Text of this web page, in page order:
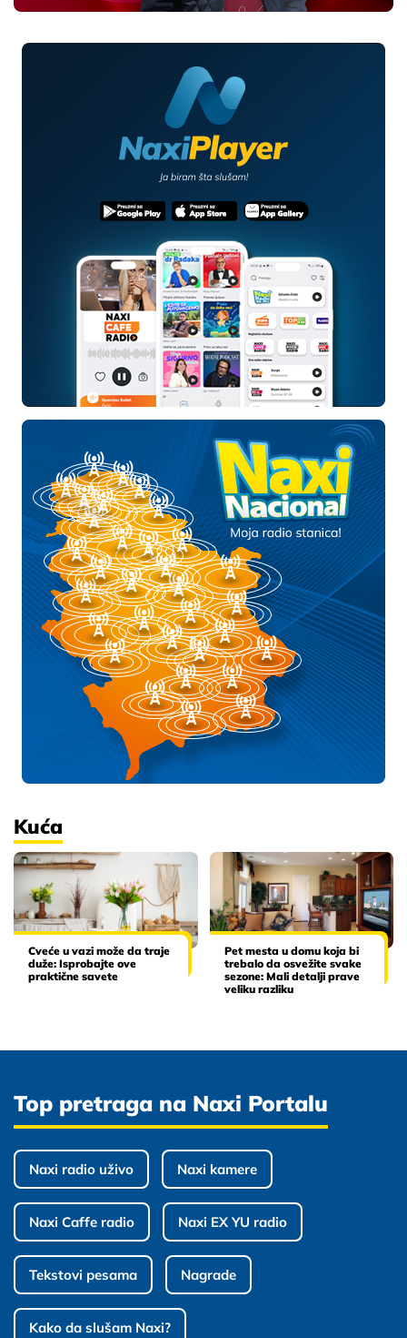
Kuća
Cveće u vazi može da traje
duže: Isprobajte ove
praktične savete
Pet mesta u domu koja bi
trebalo da osvežite svake
sezone: Mali detalji prave
veliku razliku
Top pretraga na Naxi Portalu
Naxi radio uživo Naxi kamere
Naxi Caffe radio Naxi EX YU radio
Tekstovi pesama Nagrade
Kako da slušam Naxi?